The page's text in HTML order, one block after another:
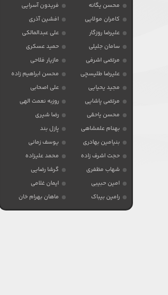
محسن یگانه
فریدون آسرایی
کامران مولایی
افشین آذری
علیرضا روزگار
علی عبدالمالکی
سامان جلیلی
حمید عسکری
مرتضی اشرفی
مازیار فلاحی
علیرضا طلیسچی
محسن ابراهیم زاده
مجید یحیایی
علی اصحابی
مرتضی پاشایی
روزبه نعمت الهی
محسن یاحقی
رضا شیری
بهنام علمشاهی
پازل بند
بنیامین بهادری
یوسف زمانی
حجت اشرف زاده
محمد علیزاده
شهاب مظفری
گرشا رضایی
امین حبیبی
ایمان غلامی
رامین بیباک
ماهان بهرام خان